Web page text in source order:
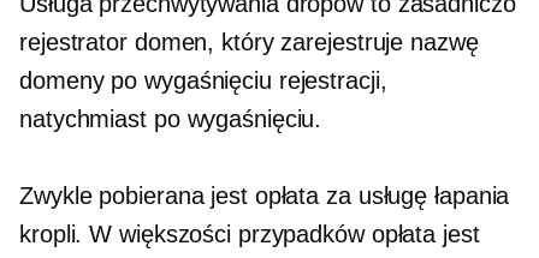
rejestrator domen, który zarejestruje nazwę
domeny po wygaśnięciu rejestracji,
natychmiast po wygaśnięciu.
Zwykle pobierana jest opłata za usługę łapania
kropli. W większości przypadków opłata jest